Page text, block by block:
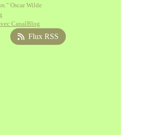
Oscar Wilde
CanalBlog
Flux RSS